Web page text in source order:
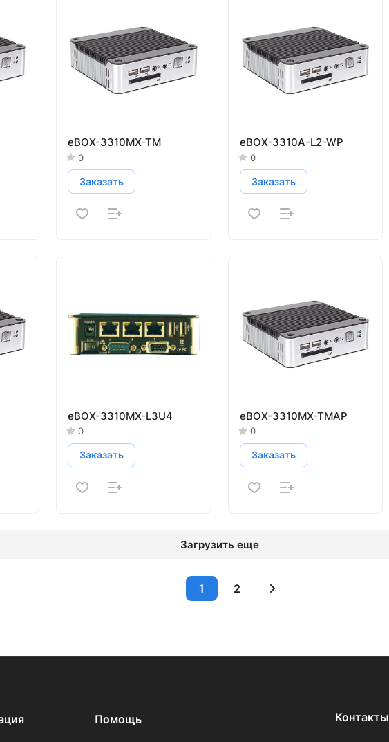
eBOX-3310MX-TM
0
Заказать
eBOX-3310A-L2-WP
0
Заказать
eBOX-3310MX-L3U4
0
Заказать
eBOX-3310MX-TMAP
0
Заказать
Загрузить еще
1 2
Помощь Контакты